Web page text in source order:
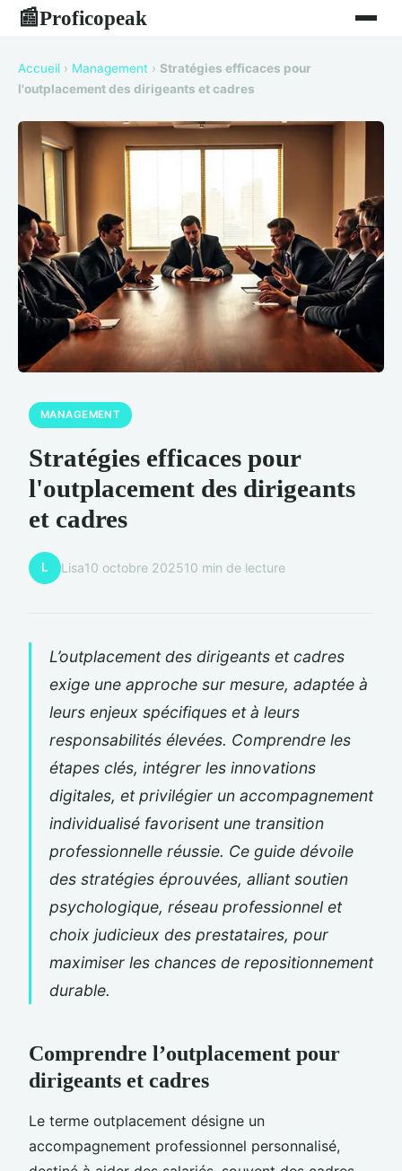
📰Proficopeak
Accueil › Management › Stratégies efficaces pour
l'outplacement des dirigeants et cadres
MANAGEMENT
Stratégies efficaces pour
l'outplacement des dirigeants
et cadres
L Lisa10 octobre 202510 min de lecture
L’outplacement des dirigeants et cadres
exige une approche sur mesure, adaptée à
leurs enjeux spécifiques et à leurs
responsabilités élevées. Comprendre les
étapes clés, intégrer les innovations
digitales, et privilégier un accompagnement
individualisé favorisent une transition
professionnelle réussie. Ce guide dévoile
des stratégies éprouvées, alliant soutien
psychologique, réseau professionnel et
choix judicieux des prestataires, pour
maximiser les chances de repositionnement
durable.
Comprendre l’outplacement pour
dirigeants et cadres
Le terme outplacement désigne un
accompagnement professionnel personnalisé,